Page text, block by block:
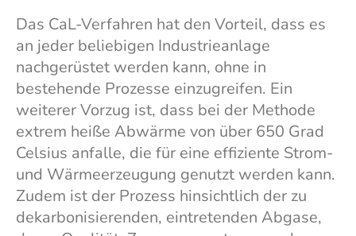
Das CaL-Verfahren hat den Vorteil, dass es
an jeder beliebigen Industrieanlage
nachgerüstet werden kann, ohne in
bestehende Prozesse einzugreifen. Ein
weiterer Vorzug ist, dass bei der Methode
extrem heiße Abwärme von über 650 Grad
Celsius anfalle, die für eine effiziente Strom-
und Wärmeerzeugung genutzt werden kann.
Zudem ist der Prozess hinsichtlich der zu
dekarbonisierenden, eintretenden Abgase,